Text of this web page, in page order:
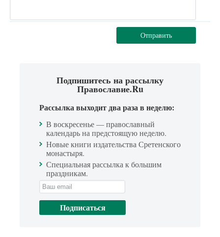
Отправить
Подпишитесь на рассылку
Православие.Ru
Рассылка выходит два раза в неделю:
В воскресенье — православный
календарь на предстоящую неделю.
Новые книги издательства Сретенского
монастыря.
Специальная рассылка к большим
праздникам.